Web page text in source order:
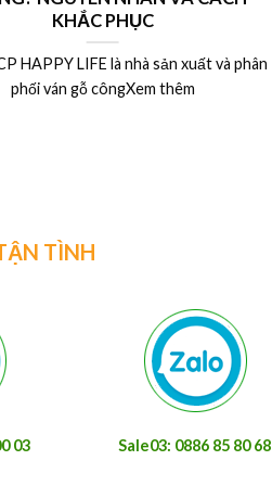
KHẮC PHỤC
HAPPY LIFE là nhà sản xuất và phân
phối ván gỗ côngXem thêm
TÌNH
03 Sale03: 0886 85 80 68